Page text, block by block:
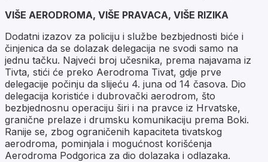
VIŠE AERODROMA, VIŠE PRAVACA, VIŠE RIZIKA
Dodatni izazov za policiju i službe bezbjednosti biće i
činjenica da se dolazak delegacija ne svodi samo na
jednu tačku. Najveći broj učesnika, prema najavama iz
Tivta, stići će preko Aerodroma Tivat, gdje prve
delegacije počinju da slijeću 4. juna od 14 časova. Dio
delegacija koristiće i dubrovački aerodrom, što
bezbjednosnu operaciju širi i na pravce iz Hrvatske,
granične prelaze i drumsku komunikaciju prema Boki.
Ranije se, zbog ograničenih kapaciteta tivatskog
aerodroma, pominjala i mogućnost korišćenja
Aerodroma Podgorica za dio dolazaka i odlazaka.